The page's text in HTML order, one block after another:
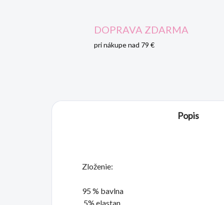
DOPRAVA ZDARMA
pri nákupe nad 79 €
Popis
Zloženie:
95 % bavlna
5% elastan